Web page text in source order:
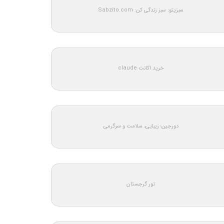
سبزیتو: سبز زندگی کن: Sabzito.com
خرید اکانت claude
دورجین؛ زیبایی، سلامت و سرگرمی
تور گرجستان